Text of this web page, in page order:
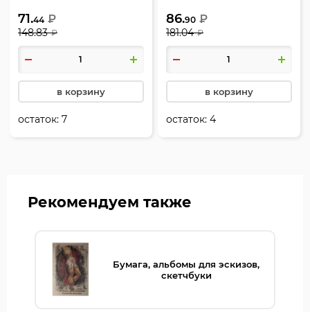
2721422307
71.44 ₽
148.83 ₽
в корзину
остаток:7
блистер
86.90 ₽
181.04 ₽
в корзину
остаток:4
Рекомендуем также
Бумага, альбомы для эскизов,
скетчбуки